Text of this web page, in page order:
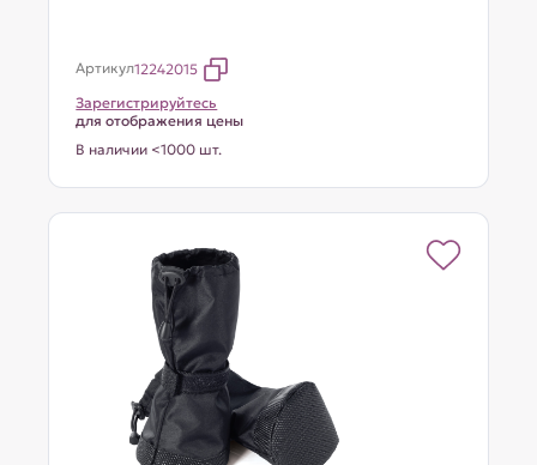
Артикул12242015
Зарегистрируйтесь
для отображения цены
В наличии <1000 шт.